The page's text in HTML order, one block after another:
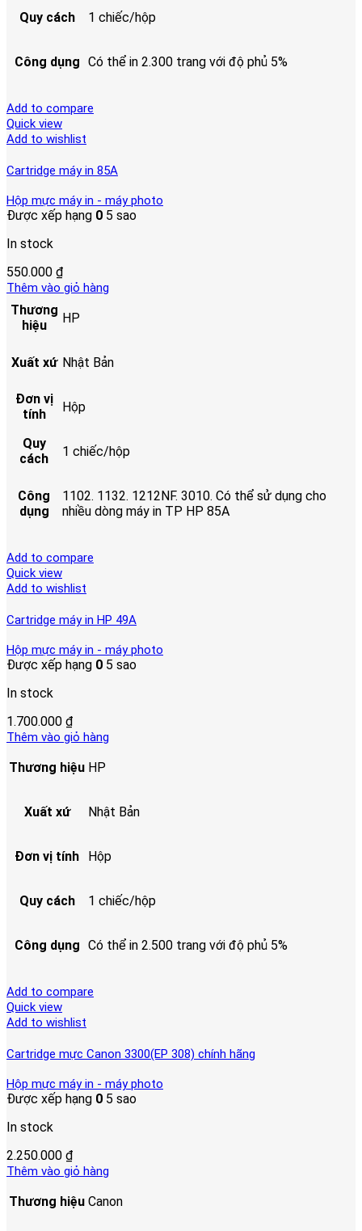
Quy cách 1 chiếc/hộp
Công dụng Có thể in 2.300 trang với độ phủ 5%
Add to compare
Quick view
Add to wishlist
Cartridge máy in 85A
Hộp mực máy in - máy photo
Được xếp hạng 0 5 sao
In stock
550.000 ₫
Thêm vào giỏ hàng
Thương
hiệu
HP
Xuất xứ Nhật Bản
Đơn vị
tính
Hộp
Quy
cách
1 chiếc/hộp
Công
dụng
1102. 1132. 1212NF. 3010. Có thể sử dụng cho
nhiều dòng máy in TP HP 85A
Add to compare
Quick view
Add to wishlist
Cartridge máy in HP 49A
Hộp mực máy in - máy photo
Được xếp hạng 0 5 sao
In stock
1.700.000 ₫
Thêm vào giỏ hàng
Thương hiệu HP
Xuất xứ Nhật Bản
Đơn vị tính Hộp
Quy cách 1 chiếc/hộp
Công dụng Có thể in 2.500 trang với độ phủ 5%
Add to compare
Quick view
Add to wishlist
Cartridge mực Canon 3300(EP 308) chính hãng
Hộp mực máy in - máy photo
Được xếp hạng 0 5 sao
In stock
2.250.000 ₫
Thêm vào giỏ hàng
Thương hiệu Canon